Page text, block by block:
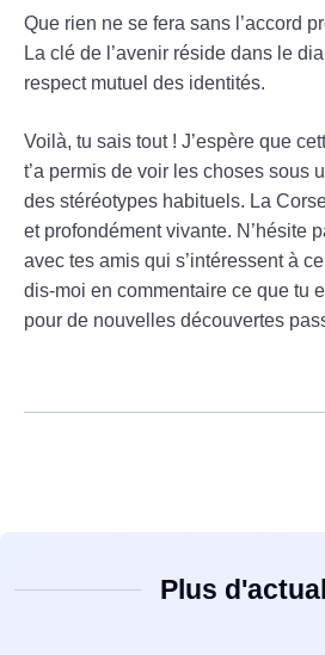
Que rien ne se fera sans l’accord
La clé de l’avenir réside dans le
respect mutuel des identités.
Voilà, tu sais tout ! J’espère que
t’a permis de voir les choses sous
des stéréotypes habituels. La
et profondément vivante. N’hésite
avec tes amis qui s’intéressent à
dis-moi en commentaire ce que tu
pour de nouvelles découvertes
Plus